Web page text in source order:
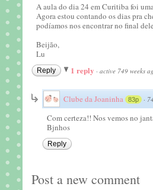
A aula do dia 24 em Curitiba foi
Agora estou contando os dias pra
podíamos nos encontrar no final
Beijão,
Lu
Reply 1 reply · active 749 weeks
Clube da Joaninha 83p ·
Com certeza!! Nos vemos no
Bjnhos
Reply
Post a new comment